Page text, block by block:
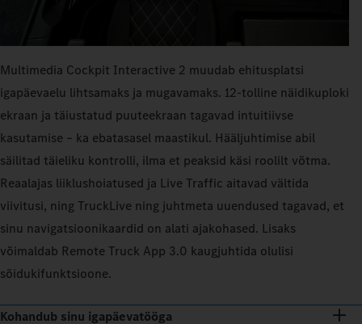
Multimedia Cockpit Interactive 2 muudab ehitusplatsi
igapäevaelu lihtsamaks ja mugavamaks. 12-tolline näidikuploki
ekraan ja täiustatud puuteekraan tagavad intuitiivse
kasutamise – ka ebatasasel maastikul. Hääljuhtimise abil
säilitad täieliku kontrolli, ilma et peaksid käsi roolilt võtma.
Reaalajas liiklushoiatused ja Live Traffic aitavad vältida
viivitusi, ning TruckLive ning juhtmeta uuendused tagavad, et
sinu navigatsioonikaardid on alati ajakohased. Lisaks
võimaldab Remote Truck App 3.0 kaugjuhtida olulisi
sõidukifunktsioone.
Kohandub sinu igapäevatööga